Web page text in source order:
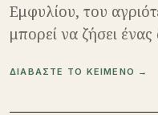
Εμφυλίου, του
μπορεί να ζήσει
ΔΙΑΒΑΣΤΕ ΤΟ ΚΕΙΜΕΝΟ →